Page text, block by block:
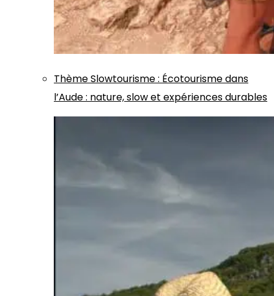
ThèmeSlowtourisme: Écotourisme dans
l’Aude : nature, slow et expériences durables